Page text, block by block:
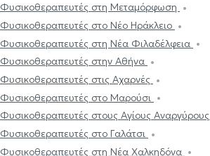
Φυσικοθεραπευτές στη Μεταμόρφωση
Φυσικοθεραπευτές στο Νέο Ηράκλειο
Φυσικοθεραπευτές στη Νέα Φιλαδέλφεια
Φυσικοθεραπευτές στην Αθήνα
Φυσικοθεραπευτές στις Αχαρνές
Φυσικοθεραπευτές στο Μαρούσι
Φυσικοθεραπευτές στους Αγίους Αναργύρους
Φυσικοθεραπευτές στο Γαλάτσι
Φυσικοθεραπευτές στη Νέα Χαλκηδόνα